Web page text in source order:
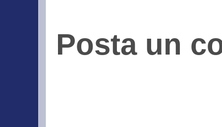
Posta un